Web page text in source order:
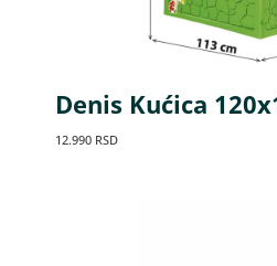
Denis Kućica
12.990 RSD